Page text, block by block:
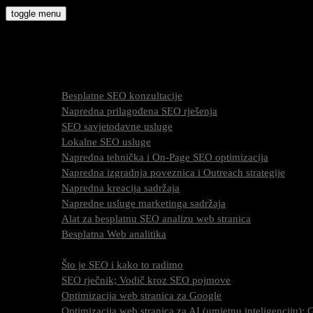
Skip
toggle menu
Besplatne SEO konzultacije
Napredna prilagođena SEO rješenja
SEO savjetodavne usluge
Lokalne SEO usluge
Napredna tehnička i On-Page SEO optimizacija
Napredna izgradnja poveznica i Outreach strategije
Napredna kreacija sadržaja
Napredne usluge marketinga sadržaja
Alat za besplatnu SEO analizu web stranica
Besplatna Web analitika
Što je SEO i kako to radimo
SEO rječnik; Vodič kroz SEO pojmove
Optimizacija web stranica za Google